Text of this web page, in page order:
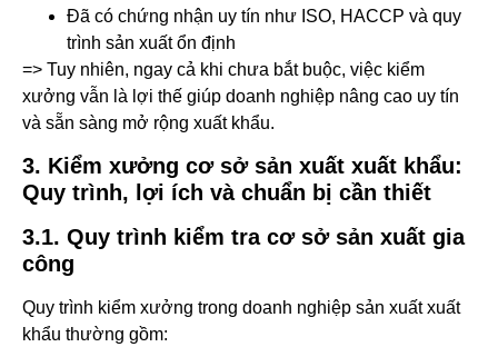
Đã có chứng nhận uy tín như ISO, HACCP và quy
trình sản xuất ổn định
=> Tuy nhiên, ngay cả khi chưa bắt buộc, việc kiểm
xưởng vẫn là lợi thế giúp doanh nghiệp nâng cao uy tín
và sẵn sàng mở rộng xuất khẩu.
3. Kiểm xưởng cơ sở sản xuất xuất khẩu:
Quy trình, lợi ích và chuẩn bị cần thiết
3.1. Quy trình kiểm tra cơ sở sản xuất gia
công
Quy trình kiểm xưởng trong doanh nghiệp sản xuất xuất
khẩu thường gồm: